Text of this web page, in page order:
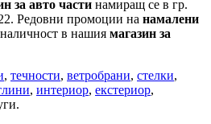
за авто части намиращ се в гр.
Редовни промоции на намалени
в нашия магазин за
, течности, ветробрани, стелки,
, интериор, екстериор,